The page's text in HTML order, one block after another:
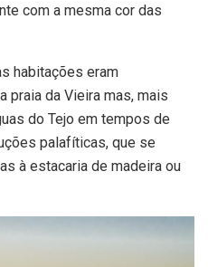
com a mesma cor das
habitações eram
praia da Vieira mas, mais
do Tejo em tempos de
palafíticas, que se
à estacaria de madeira ou